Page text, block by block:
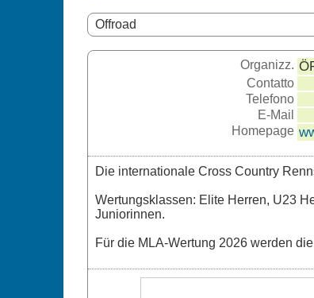
Offroad
Organizz.
Contatto
Telefono
E-Mail
Homepage
Die internationale Cross Country
Wertungsklassen: Elite Herren, U23
Juniorinnen.
Für die MLA-Wertung 2026 werden